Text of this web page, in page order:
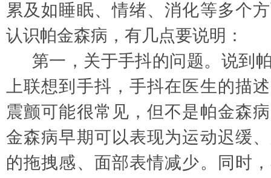
累及如睡眠、情绪、消化等多个
认识帕金森病，有几点要说明：
第一，关于手抖的问题。说到
上联想到手抖，手抖在医生的描
震颤可能很常见，但不是帕金森
金森病早期可以表现为运动迟缓
的拖拽感、面部表情减少。同时